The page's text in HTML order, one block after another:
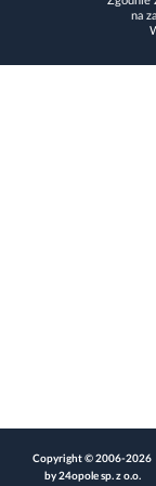
na
Copyright © 2006-2026
by 24opole sp. z o.o.